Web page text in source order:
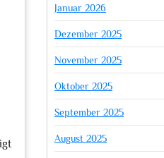
Januar 2026
Dezember 2025
November 2025
Oktober 2025
September 2025
August 2025